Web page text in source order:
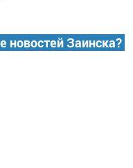
новостей Заинска?